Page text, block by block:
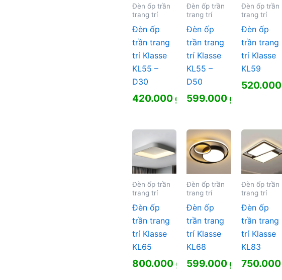
Đèn ốp trần
trang trí
Đèn ốp
trần trang
trí Klasse
KL55 –
D30
420.000₫
Đèn ốp trần
trang trí
Đèn ốp
trần trang
trí Klasse
KL55 –
D50
599.000₫
Đèn ốp trần
trang trí
Đèn ốp
trần trang
trí Klasse
KL59
520.000
Đèn ốp trần
trang trí
Đèn ốp
trần trang
trí Klasse
KL65
800.000₫
Đèn ốp trần
trang trí
Đèn ốp
trần trang
trí Klasse
KL68
599.000₫
Đèn ốp trần
trang trí
Đèn ốp
trần trang
trí Klasse
KL83
750.000